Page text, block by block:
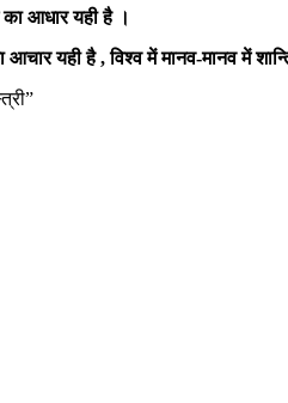
का आधार यही है ।
यही है , विश्व में मानव-मानव में